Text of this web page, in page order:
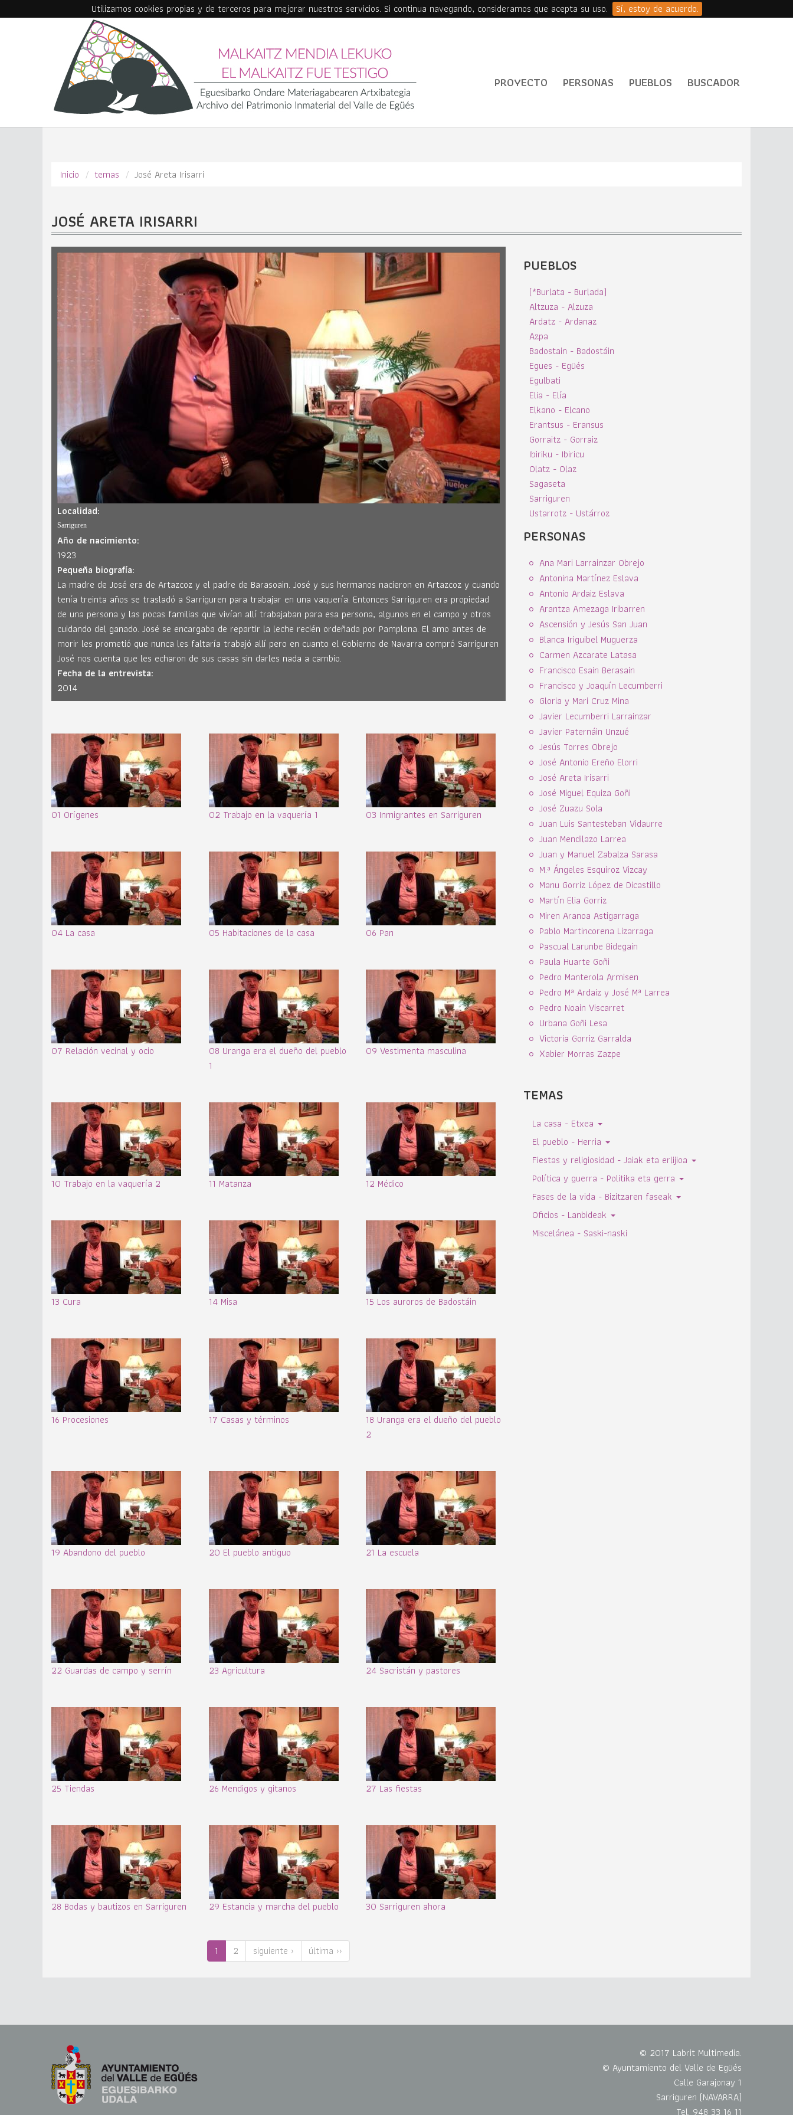
Utilizamos cookies propias y de terceros para mejorar nuestros servicios. Si continua navegando, consideramos que acepta su uso.
Sí, estoy de acuerdo.
PROYECTO PERSONAS PUEBLOS BUSCADOR
Inicio temas José Areta Irisarri
JOSÉ ARETA IRISARRI
Localidad:
Sarriguren
Año de nacimiento:
1923
Pequeña biografía:
La madre de José era de Artazcoz y el padre de Barasoain. José y sus hermanos nacieron en Artazcoz y cuando
tenía treinta años se trasladó a Sarriguren para trabajar en una vaquería. Entonces Sarriguren era propiedad
de una persona y las pocas familias que vivían allí trabajaban para esa persona, algunos en el campo y otros
cuidando del ganado. José se encargaba de repartir la leche recién ordeñada por Pamplona. El amo antes de
morir les prometió que nunca les faltaría trabajó allí pero en cuanto el Gobierno de Navarra compró Sarriguren
José nos cuenta que les echaron de sus casas sin darles nada a cambio.
Fecha de la entrevista:
2014
01 Orígenes 02 Trabajo en la vaquería 1 03 Inmigrantes en Sarriguren
04 La casa 05 Habitaciones de la casa 06 Pan
07 Relación vecinal y ocio
08 Uranga era el dueño del pueblo
1
09 Vestimenta masculina
10 Trabajo en la vaquería 2 11 Matanza 12 Médico
13 Cura 14 Misa 15 Los auroros de Badostáin
16 Procesiones 17 Casas y términos
18 Uranga era el dueño del pueblo
2
19 Abandono del pueblo 20 El pueblo antiguo 21 La escuela
22 Guardas de campo y serrín 23 Agricultura 24 Sacristán y pastores
25 Tiendas 26 Mendigos y gitanos 27 Las fiestas
28 Bodas y bautizos en Sarriguren 29 Estancia y marcha del pueblo 30 Sarriguren ahora
1 2 siguiente › última ››
PUEBLOS
(*Burlata - Burlada)
Altzuza - Alzuza
Ardatz - Ardanaz
Azpa
Badostain - Badostáin
Egues - Egüés
Egulbati
Elia - Elía
Elkano - Elcano
Erantsus - Eransus
Gorraitz - Gorraiz
Ibiriku - Ibiricu
Olatz - Olaz
Sagaseta
Sarriguren
Ustarrotz - Ustárroz
PERSONAS
Ana Mari Larrainzar Obrejo
Antonina Martínez Eslava
Antonio Ardaiz Eslava
Arantza Amezaga Iribarren
Ascensión y Jesús San Juan
Blanca Iriguibel Muguerza
Carmen Azcarate Latasa
Francisco Esain Berasain
Francisco y Joaquín Lecumberri
Gloria y Mari Cruz Mina
Javier Lecumberri Larrainzar
Javier Paternáin Unzué
Jesús Torres Obrejo
José Antonio Ereño Elorri
José Areta Irisarri
José Miguel Equiza Goñi
José Zuazu Sola
Juan Luis Santesteban Vidaurre
Juan Mendilazo Larrea
Juan y Manuel Zabalza Sarasa
M.ª Ángeles Esquiroz Vizcay
Manu Gorriz López de Dicastillo
Martín Elia Gorriz
Miren Aranoa Astigarraga
Pablo Martincorena Lizarraga
Pascual Larunbe Bidegain
Paula Huarte Goñi
Pedro Manterola Armisen
Pedro Mª Ardaiz y José Mª Larrea
Pedro Noain Viscarret
Urbana Goñi Lesa
Victoria Gorriz Garralda
Xabier Morras Zazpe
TEMAS
La casa - Etxea
El pueblo - Herria
Fiestas y religiosidad - Jaiak eta erlijioa
Política y guerra - Politika eta gerra
Fases de la vida - Bizitzaren faseak
Oficios - Lanbideak
Miscelánea - Saski-naski
© 2017 Labrit Multimedia.
© Ayuntamiento del Valle de Egüés
Calle Garajonay 1
Sarriguren (NAVARRA)
Tel. 948 33 16 11